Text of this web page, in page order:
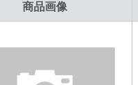
商品画像